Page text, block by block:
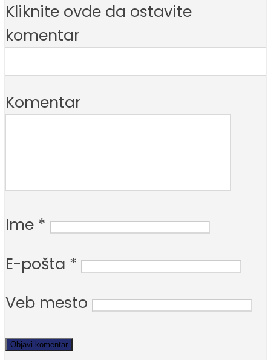
Kliknite ovde da ostavite
komentar
Komentar
Ime *
E-pošta *
Veb mesto